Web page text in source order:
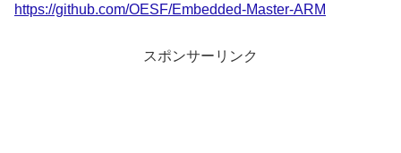
https://github.com/OESF/Embedded-Master-ARM
スポンサーリンク